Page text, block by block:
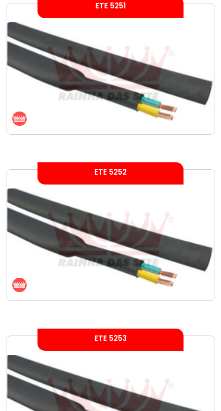
ETE 5251
ETE 5252
ETE 5253